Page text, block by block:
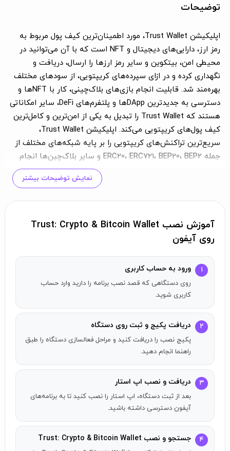
توضیحات
اپلیکیشن Trust Wallet، مورد اطمینان‌ترین کیف پول مربوط به
رمز ارز، دارایی‌های دیجیتال و NFT است که با آن می‌توانید در
محیطی امن، بیتکوین و سایر رمز ارزها را ارسال، دریافت و
نگهداری کرده و در ازای سپرده‌های کریپتویی، از سودهای مختلف
بهره‌مند شد. قابلیت انجام بازی‌های بلاک‌چینی، کار با NFTها و
دسترسی به جدیدترین DAppها و پلتفرم‌های DeFi، سایر امکاناتی
هستند که Trust Wallet را تبدیل به یکی از امن‌ترین و کامل‌ترین
کیف پول‌های کریپتویی می‌کند. اپلیکیشن Trust Wallet،
سریع‌ترین تراکنش‌های کریپتویی را بر پایه شبکه‌های مختلف از
جمله ERC20، ERC721، BEP20، BEP2 و سایر بلاک‌چین‌ها انجام
داده و با ارائه لیست کاملی از تراکنش‌ها، محیط شفافی از
کوین‌ها و توکن‌های ارسالی و دریافتی شما در اختیارتان قرار
در محیط امن و مجهز به سیستم‌های رمزنگاری نظامی Trust
Wallet، می‌توانید رمز ارزهای مختلف را روی شبکه‌های متنوع
به Web3 - امکان خرید مستقیم بیتکوین و سایر کریپتوها داخل
نمایش توضیحات بیشتر
آموزش نصب Trust: Crypto & Bitcoin Wallet
روی آیفون
۱ ورود به حساب کاربری
روی دستگاهی که قصد نصب برنامه را دارید وارد حساب
کاربری شوید.
۲ دریافت پکیج و ثبت روی دستگاه
پکیج نصب را دریافت کنید و مراحل فعالسازی دستگاه را طبق
راهنما انجام دهید.
۳ دریافت و نصب اپ استار
بعد از ثبت دستگاه، اپ استار را نصب کنید تا به برنامه‌های
آیفون دسترسی داشته باشید.
۴ جستجو و نصب Trust: Crypto & Bitcoin Wallet